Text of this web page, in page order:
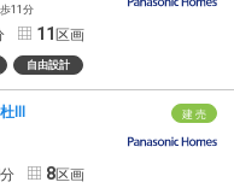
11分
11 区画
自由設計
建 売
Ⅲ
分 8区画